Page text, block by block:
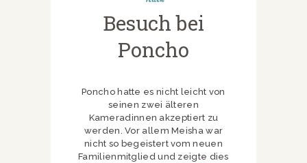
Besuch bei
Poncho
Poncho hatte es nicht leicht von
seinen zwei älteren
Kameradinnen akzeptiert zu
werden. Vor allem Meisha war
nicht so begeistert vom neuen
Familienmitglied und zeigte dies